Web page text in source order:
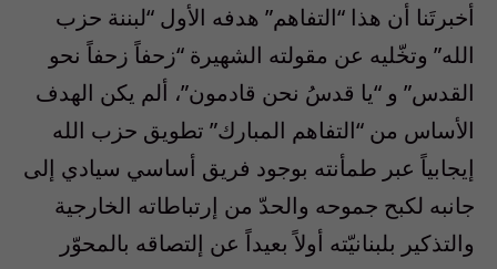
أخبرتَنا أن هذا “التفاهم” هدفه الأول “لبننة حزب
الله” وتخّليه عن مقولته الشهيرة “زحفاً زحفاً نحو
القدس” و “يا قدسُ نحن قادمون”، ألم يكن الهدف
الأساس من “التفاهم المبارك” تطويق حزب الله
إيجابياً عبر طمأنته بوجود فريق أساسي سيادي إلى
جانبه لكبح جموحه والحدّ من إرتباطاته الخارجية
والتذكير بلبنانيّته أولاً بعيداً عن إلتصاقه بالمحوّر